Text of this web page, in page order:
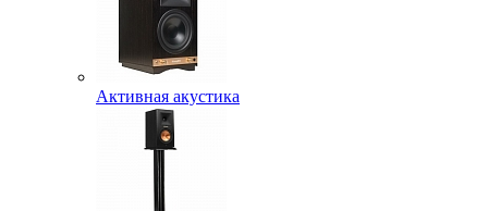
Активная акустика